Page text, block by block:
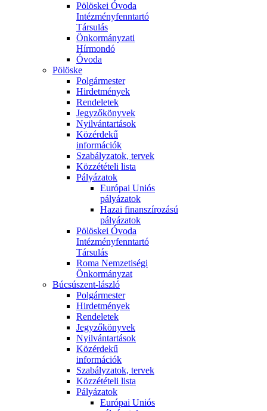
Pölöskei Óvoda
Intézményfenntartó
Társulás
Önkormányzati
Hírmondó
Óvoda
Pölöske
Polgármester
Hirdetmények
Rendeletek
Jegyzőkönyvek
Nyilvántartások
Közérdekű
információk
Szabályzatok, tervek
Közzétételi lista
Pályázatok
Európai Uniós
pályázatok
Hazai finanszírozású
pályázatok
Pölöskei Óvoda
Intézményfenntartó
Társulás
Roma Nemzetiségi
Önkormányzat
Búcsúszent-lászló
Polgármester
Hirdetmények
Rendeletek
Jegyzőkönyvek
Nyilvántartások
Közérdekű
információk
Szabályzatok, tervek
Közzétételi lista
Pályázatok
Európai Uniós